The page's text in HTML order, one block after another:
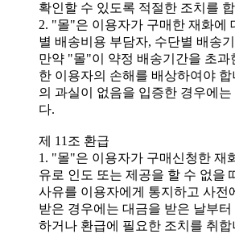
확인할 수 있도록 적절한 조치를
2. "몰"은 이용자가 구매한 재화에
별 배송비용 부담자, 수단별 배송
만약 "몰"이 약정 배송기간을 초과
한 이용자의 손해를 배상하여야
의 과실이 없음을 입증한 경우에는
다.
제 11조 환급
1. "몰"은 이용자가 구매신청한 재
유로 인도 또는 제공을 할 수 없을
사유를 이용자에게 통지하고 사전
받은 경우에는 대금을 받은 날부
하거나 환급에 필요한 조치를 취합